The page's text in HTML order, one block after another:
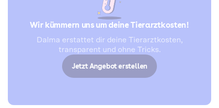
Wir kümmern uns um deine Tierarztkosten!
Dalma erstattet dir deine Tierarztkosten,
transparent und ohne Tricks.
Jetzt Angebot erstellen